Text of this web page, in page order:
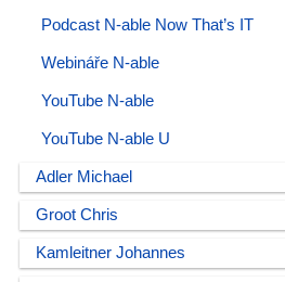
Podcast N-able Now That’s IT
Webináře N-able
YouTube N-able
YouTube N-able U
Adler Michael
Groot Chris
Kamleitner Johannes